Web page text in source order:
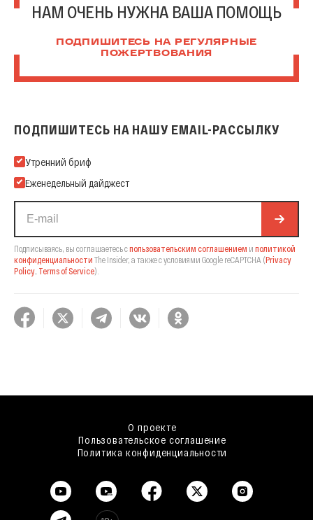
НАМ ОЧЕНЬ НУЖНА ВАША ПОМОЩЬ
ПОДПИШИТЕСЬ НА РЕГУЛЯРНЫЕ
ПОЖЕРТВОВАНИЯ
ПОДПИШИТЕСЬ НА НАШУ EMAIL-РАССЫЛКУ
Подпишитесь на нашу Email-рассылку
Утренний бриф
Еженедельный дайджест
Подписываясь, вы соглашаетесь спользовательским соглашением и политикой
конфиденциальности The Insider, а также с условиями Google reCAPTCHA (Privacy
Policy Terms of Service).
О проекте
Пользовательское соглашение
Политика конфиденциальности